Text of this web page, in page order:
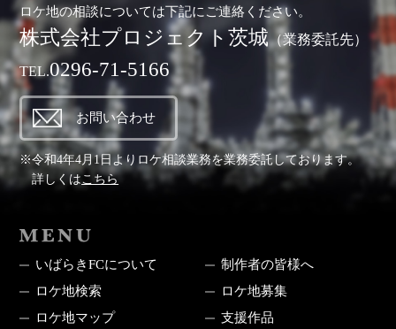
ロケ地の相談については下記にご連絡ください。
株式会社プロジェクト茨城（業務委託先）
TEL.0296-71-5166
お問い合わせ
※令和4年4月1日よりロケ相談業務を業務委託しております。
詳しくはこちら
いばらきFCについて
制作者の皆様へ
ロケ地検索
ロケ地募集
ロケ地マップ
支援作品